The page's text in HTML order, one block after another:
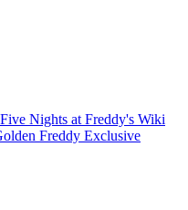
Nights at Freddy's Wiki
Freddy Exclusive